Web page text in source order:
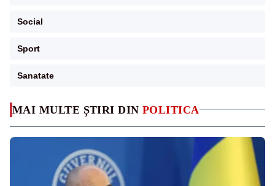
MAI MULTE ȘTIRI DIN POLITICA
Social
Sport
Sanatate